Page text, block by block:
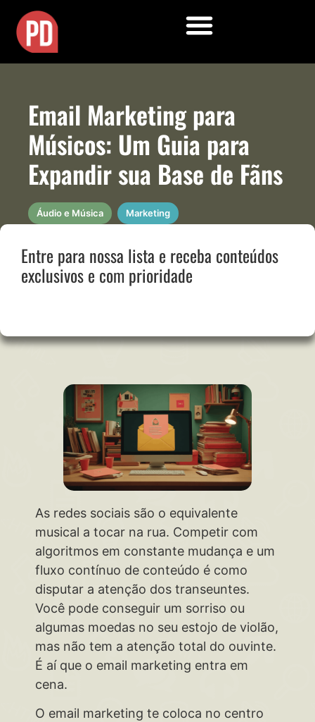
Email Marketing para
Músicos: Um Guia para
Expandir sua Base de Fãns
Áudio e Música Marketing
Entre para nossa lista e receba conteúdos
exclusivos e com prioridade
As redes sociais são o equivalente
musical a tocar na rua. Competir com
algoritmos em constante mudança e um
fluxo contínuo de conteúdo é como
disputar a atenção dos transeuntes.
Você pode conseguir um sorriso ou
algumas moedas no seu estojo de violão,
mas não tem a atenção total do ouvinte.
É aí que o email marketing entra em
cena.
O email marketing te coloca no centro